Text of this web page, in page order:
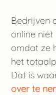
Bedrijven
online niet
omdat ze
het
Dat is
over te